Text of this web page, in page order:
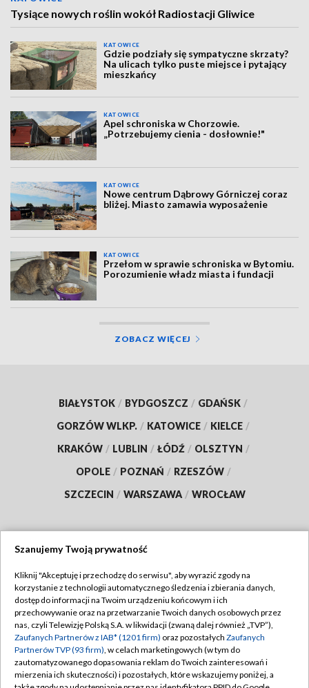
Tysiące nowych roślin wokół Radiostacji Gliwice
KATOWICE
Gdzie podziały się sympatyczne skrzaty?
Na ulicach tylko puste miejsce i pytający
mieszkańcy
KATOWICE
Apel schroniska w Chorzowie.
„Potrzebujemy cienia - dosłownie!"
KATOWICE
Nowe centrum Dąbrowy Górniczej coraz
bliżej. Miasto zamawia wyposażenie
KATOWICE
Przełom w sprawie schroniska w Bytomiu.
Porozumienie władz miasta i fundacji
ZOBACZ WIĘCEJ
BIAŁYSTOK / BYDGOSZCZ / GDAŃSK /
GORZÓW WLKP. / KATOWICE / KIELCE /
KRAKÓW / LUBLIN / ŁÓDŹ / OLSZTYN /
OPOLE / POZNAŃ / RZESZÓW /
SZCZECIN / WARSZAWA / WROCŁAW
TVP
Abonament TVP
Emisja w TVP
Centrum informacji TVP
Naziemna Telewizja Cyfrowa
Regulamin TVP
Polityka prywatności
Moje zgody
Pomoc
Szanujemy Twoją prywatność
Kliknij "Akceptuję i przechodzę do serwisu", aby wyrazić zgody na
korzystanie z technologii automatycznego śledzenia i zbierania danych,
dostęp do informacji na Twoim urządzeniu końcowym i ich
przechowywanie oraz na przetwarzanie Twoich danych osobowych przez
nas, czyli Telewizję Polską S.A. w likwidacji (zwaną dalej również „TVP”),
Zaufanych Partnerów z IAB* (1201 firm) oraz pozostałych Zaufanych
Partnerów TVP (93 firm), w celach marketingowych (w tym do
zautomatyzowanego dopasowania reklam do Twoich zainteresowań i
mierzenia ich skuteczności) i pozostałych, które wskazujemy poniżej, a